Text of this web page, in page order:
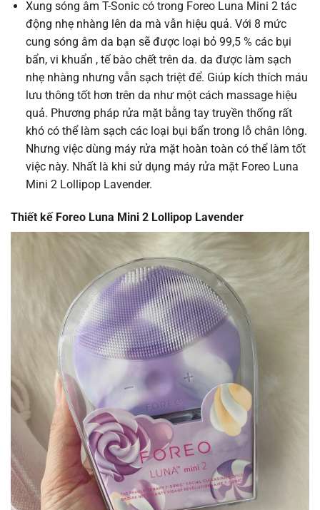
Xung sóng âm T-Sonic có trong Foreo Luna Mini 2 tác
động nhẹ nhàng lên da mà vẫn hiệu quả. Với 8 mức
cung sóng âm da bạn sẽ được loại bỏ 99,5 % các bụi
bẩn, vi khuẩn , tế bào chết trên da. da được làm sạch
nhẹ nhàng nhưng vẫn sạch triệt để. Giúp kích thích máu
lưu thông tốt hơn trên da như một cách massage hiệu
quả. Phương pháp rửa mặt bằng tay truyền thống rất
khó có thể làm sạch các loại bụi bẩn trong lỗ chân lông.
Nhưng việc dùng máy rửa mặt hoàn toàn có thể làm tốt
việc này. Nhất là khi sử dụng máy rửa mặt Foreo Luna
Mini 2 Lollipop Lavender.
Thiết kế Foreo Luna Mini 2 Lollipop Lavender